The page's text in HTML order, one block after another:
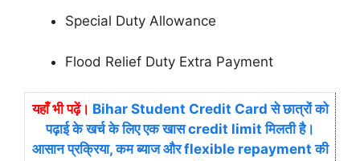
Special Duty Allowance
Flood Relief Duty Extra Payment
यहाँ भी पढ़ें। Bihar Student Credit Card से छात्रों को
पढ़ाई के खर्च के लिए एक खास credit limit मिलती है।
आसान प्रक्रिया, कम ब्याज और flexible repayment की